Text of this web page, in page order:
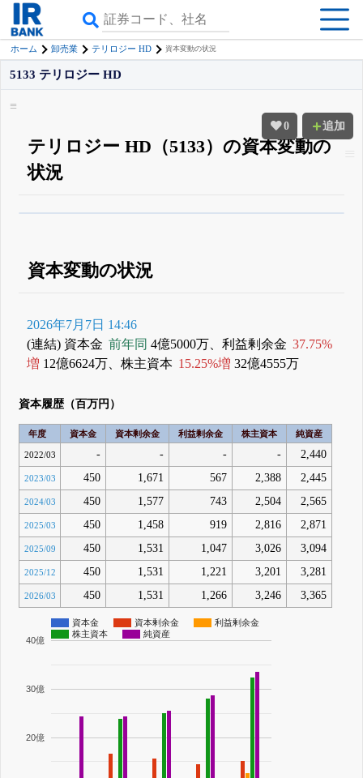
ホーム 卸売業 テリロジー HD 資本変動の状況
0 追加
5133 テリロジー HD
テリロジー HD（5133）の資本変動の
状況
登録すると永久30%OFFと米株版の先行利用も付きます
資本変動の状況
2026年7月7日 14:46
(連結) 資本金 前年同 4億5000万、利益剰余金 37.75%
増 12億6624万、株主資本 15.25%増 32億4555万
資本履歴（百万円）
年度 資本金 資本剰余金 利益剰余金 株主資本 純資産
2022/03 - - - - 2,440
2023/03 450 1,671 567 2,388 2,445
2024/03 450 1,577 743 2,504 2,565
2025/03 450 1,458 919 2,816 2,871
2025/09 450 1,531 1,047 3,026 3,094
2025/12 450 1,531 1,221 3,201 3,281
2026/03 450 1,531 1,266 3,246 3,365
資本金 資本剰余金
利益剰余金
株主資本
純資産
20億
30億
40億